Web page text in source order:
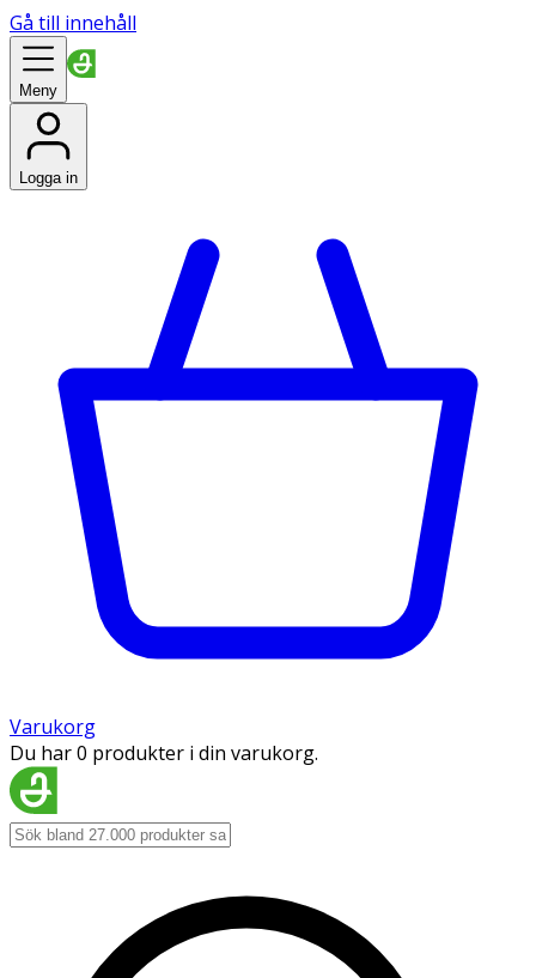
Gå till innehåll
Meny
Logga in
Varukorg
Du har 0 produkter i din varukorg.